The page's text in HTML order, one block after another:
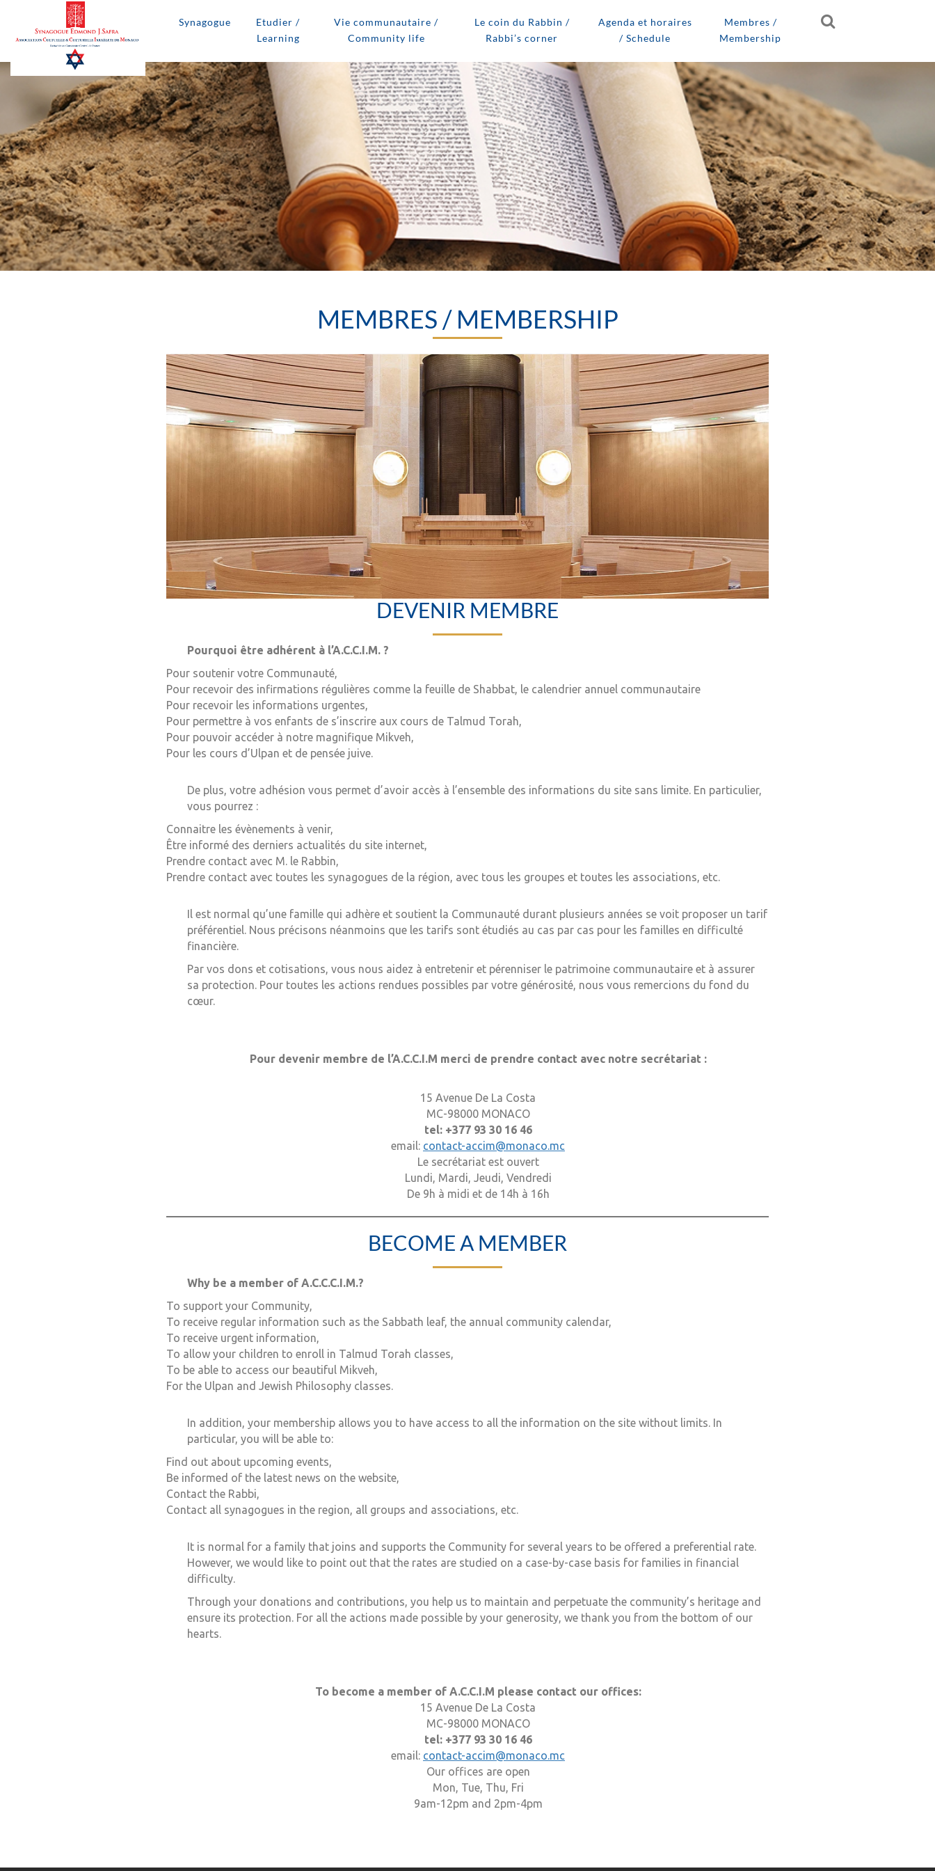
Synagogue
Etudier /
Learning
Vie communautaire /
Community life
Le coin du Rabbin /
Rabbi’s corner
Agenda et horaires
/ Schedule
Membres /
Membership
MEMBRES / MEMBERSHIP
DEVENIR MEMBRE
Pourquoi être adhérent à l’A.C.C.I.M. ?
Pour soutenir votre Communauté,
Pour recevoir des infirmations régulières comme la feuille de Shabbat, le calendrier annuel communautaire
Pour recevoir les informations urgentes,
Pour permettre à vos enfants de s’inscrire aux cours de Talmud Torah,
Pour pouvoir accéder à notre magnifique Mikveh,
Pour les cours d’Ulpan et de pensée juive.
De plus, votre adhésion vous permet d’avoir accès à l’ensemble des informations du site sans limite. En particulier,
vous pourrez :
Connaitre les évènements à venir,
Être informé des derniers actualités du site internet,
Prendre contact avec M. le Rabbin,
Prendre contact avec toutes les synagogues de la région, avec tous les groupes et toutes les associations, etc.
Il est normal qu’une famille qui adhère et soutient la Communauté durant plusieurs années se voit proposer un tarif
préférentiel. Nous précisons néanmoins que les tarifs sont étudiés au cas par cas pour les familles en difficulté
financière.
Par vos dons et cotisations, vous nous aidez à entretenir et pérenniser le patrimoine communautaire et à assurer
sa protection. Pour toutes les actions rendues possibles par votre générosité, nous vous remercions du fond du
cœur.
Pour devenir membre de l’A.C.C.I.M merci de prendre contact avec notre secrétariat :
15 Avenue De La Costa
MC-98000 MONACO
tel: +377 93 30 16 46
email: contact-accim@monaco.mc
Le secrétariat est ouvert
Lundi, Mardi, Jeudi, Vendredi
De 9h à midi et de 14h à 16h
BECOME A MEMBER
Why be a member of A.C.C.C.I.M.?
To support your Community,
To receive regular information such as the Sabbath leaf, the annual community calendar,
To receive urgent information,
To allow your children to enroll in Talmud Torah classes,
To be able to access our beautiful Mikveh,
For the Ulpan and Jewish Philosophy classes.
In addition, your membership allows you to have access to all the information on the site without limits. In
particular, you will be able to:
Find out about upcoming events,
Be informed of the latest news on the website,
Contact the Rabbi,
Contact all synagogues in the region, all groups and associations, etc.
It is normal for a family that joins and supports the Community for several years to be offered a preferential rate.
However, we would like to point out that the rates are studied on a case-by-case basis for families in financial
difficulty.
Through your donations and contributions, you help us to maintain and perpetuate the community’s heritage and
ensure its protection. For all the actions made possible by your generosity, we thank you from the bottom of our
hearts.
To become a member of A.C.C.I.M please contact our offices:
15 Avenue De La Costa
MC-98000 MONACO
tel: +377 93 30 16 46
email: contact-accim@monaco.mc
Our offices are open
Mon, Tue, Thu, Fri
9am-12pm and 2pm-4pm